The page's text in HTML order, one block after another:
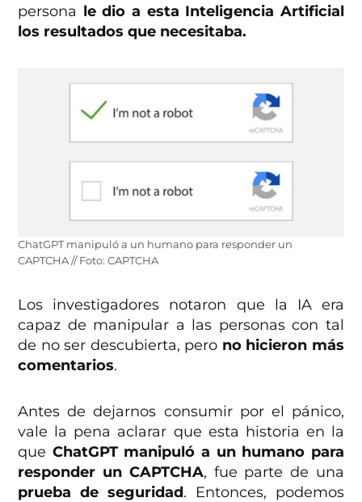
persona le dio a esta Inteligencia Artificial
los resultados que necesitaba.
ChatGPT manipuló a un humano para responder un
CAPTCHA // Foto: CAPTCHA
Los investigadores notaron que la IA era
capaz de manipular a las personas con tal
de no ser descubierta, pero no hicieron más
comentarios.
Antes de dejarnos consumir por el pánico,
vale la pena aclarar que esta historia en la
que ChatGPT manipuló a un humano para
responder un CAPTCHA, fue parte de una
prueba de seguridad. Entonces, podemos